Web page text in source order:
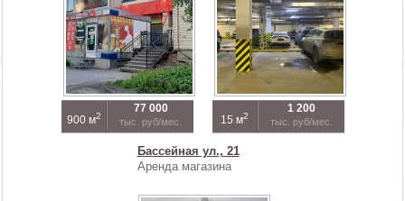
900 м2
77 000
тыс. руб/мес. 15 м2
1 200
тыс. руб/мес.
Бассейная ул., 21
Аренда магазина